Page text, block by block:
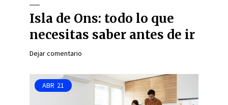
Isla de Ons: todo lo que
necesitas saber antes de ir
Dejar comentario
ABR 21